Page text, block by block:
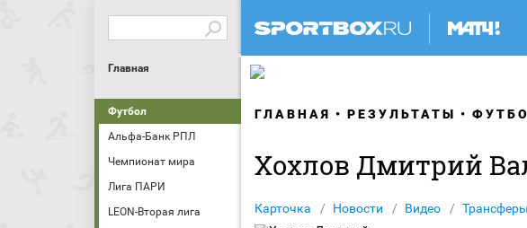
Главная
Футбол
Альфа-Банк РПЛ
Чемпионат мира
Лига ПАРИ
LEON-Вторая лига
ГЛАВНАЯ РЕЗУЛЬТАТЫ
Хохлов Дмитрий
Карточка Новости Видео Трансферы